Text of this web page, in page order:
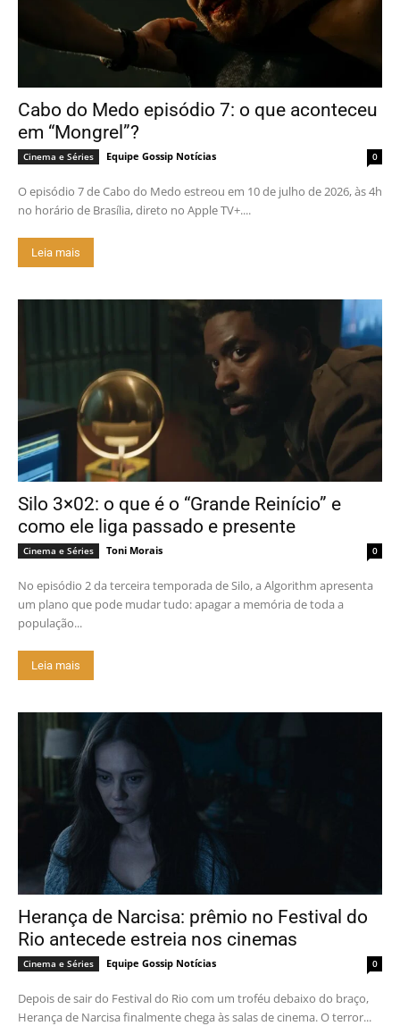
Cabo do Medo episódio 7: o que aconteceu
em “Mongrel”?
Cinema e Séries Equipe Gossip Notícias 0
O episódio 7 de Cabo do Medo estreou em 10 de julho de 2026, às 4h
no horário de Brasília, direto no Apple TV+....
Leia mais
Silo 3×02: o que é o “Grande Reinício” e
como ele liga passado e presente
Cinema e Séries Toni Morais 0
No episódio 2 da terceira temporada de Silo, a Algorithm apresenta
um plano que pode mudar tudo: apagar a memória de toda a
população...
Leia mais
Herança de Narcisa: prêmio no Festival do
Rio antecede estreia nos cinemas
Cinema e Séries Equipe Gossip Notícias 0
Depois de sair do Festival do Rio com um troféu debaixo do braço,
Herança de Narcisa finalmente chega às salas de cinema. O terror...